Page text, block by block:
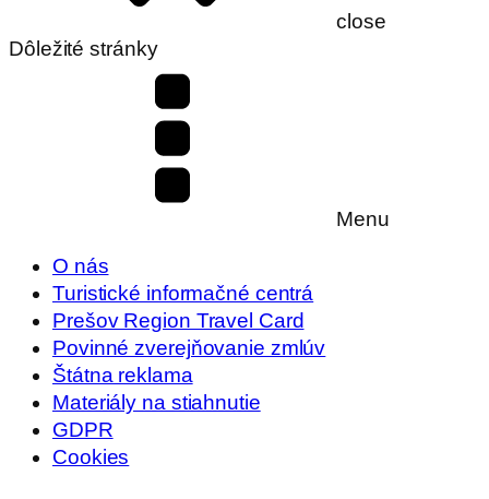
close
Dôležité stránky
Menu
O nás
Turistické informačné centrá
Prešov Region Travel Card
Povinné zverejňovanie zmlúv
Štátna reklama
Materiály na stiahnutie
GDPR
Cookies